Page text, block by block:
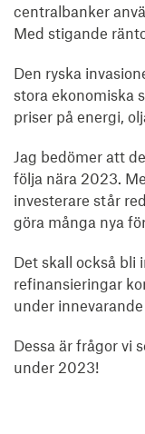
centralbanker
Med stigande
Den ryska
stora ekonomiska
priser på energi,
Jag bedömer att
följa nära 2023.
investerare står
göra många nya
Det skall också bli
refinansieringar
under innevarande
Dessa är frågor vi
under 2023!